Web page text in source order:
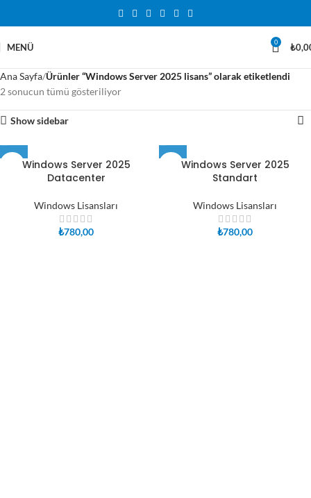
MENÜ 0 ₺
Ana Sayfa Ürünler “Windows Server 2025 lisans” olarak etiketlendi
2 sonucun tümü gösteriliyor
Show sidebar
Windows Server 2025
Datacenter
Windows Lisansları
₺780,00
Windows Server 2025
Standart
Windows Lisansları
₺780,00